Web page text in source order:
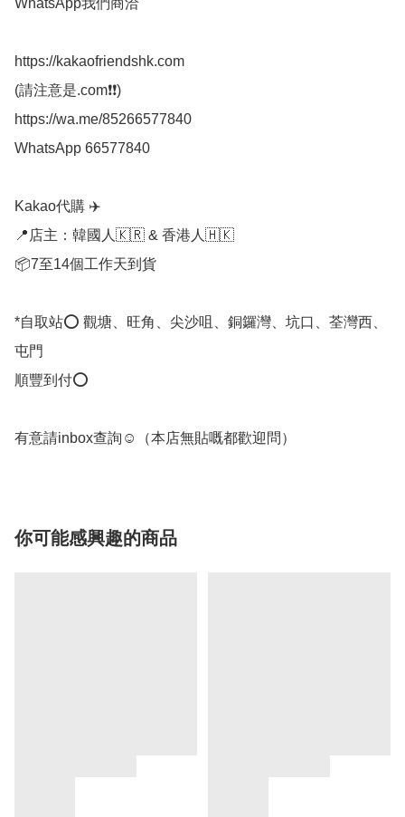
WhatsApp我們商洽
https://kakaofriendshk.com
(請注意是.com❗❗)
https://wa.me/85266577840
WhatsApp 66577840
Kakao代購 ✈️
📍店主：韓國人🇰🇷 & 香港人🇭🇰
📦7至14個工作天到貨
*自取站⭕ 觀塘、旺角、尖沙咀、銅鑼灣、坑口、荃灣西、
屯門
順豐到付⭕
有意請inbox查詢☺️（本店無貼嘅都歡迎問） 
你可能感興趣的商品